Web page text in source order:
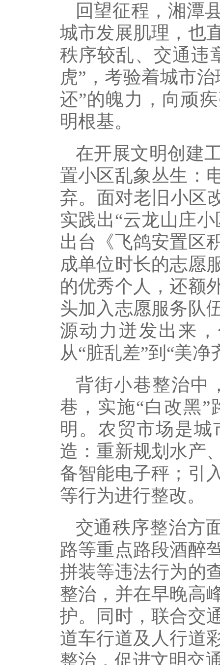
回望征程，湘潭
城市发展肌理，也
秩序较乱、交通违
虎”，考验着城市
还”的魄力，向顽
明根基。
在开展文明创建
置小区乱象丛生：
弃。面对老旧小区
实践出“云龙山庄
出台《飞鸽安置区
成单位时长的志愿
的优秀个人，还额
头加入志愿服务队
源动力迸发出来
从“脏乱差”到“美
背街小巷整治中
巷，实施“白改黑
明。农贸市场是城
造：重新规划水产
备智能电子秤；引
等行为进行整改。
交通秩序整治方
路等重点路段酒醉
拼装等违法行为的
整治，并在早晚高
护。同时，联合交
道车行道及人行道
整治，促进文明交